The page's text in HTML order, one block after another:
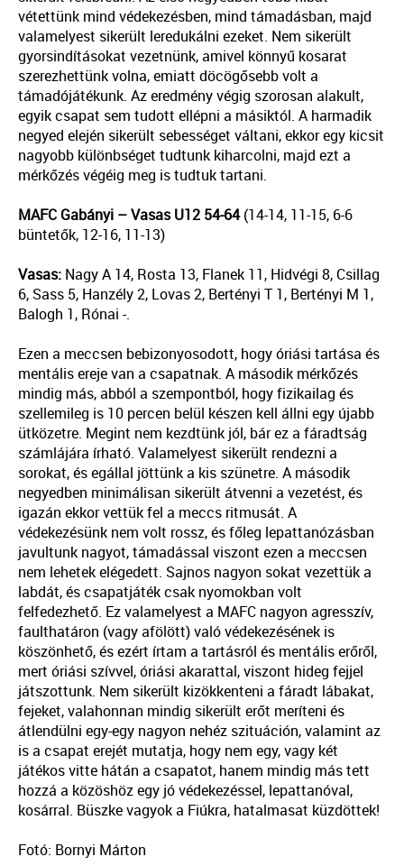
vétettünk mind védekezésben, mind támadásban, majd
valamelyest sikerült leredukálni ezeket. Nem sikerült
gyorsindításokat vezetnünk, amivel könnyű kosarat
szerezhettünk volna, emiatt döcögősebb volt a
támadójátékunk. Az eredmény végig szorosan alakult,
egyik csapat sem tudott ellépni a másiktól. A harmadik
negyed elején sikerült sebességet váltani, ekkor egy kicsit
nagyobb különbséget tudtunk kiharcolni, majd ezt a
mérkőzés végéig meg is tudtuk tartani.
MAFC Gabányi – Vasas U12 54-64(14-14, 11-15, 6-6
büntetők, 12-16, 11-13)
Vasas: Nagy A 14, Rosta 13, Flanek 11, Hidvégi 8, Csillag
6, Sass 5, Hanzély 2, Lovas 2, Bertényi T 1, Bertényi M 1,
Balogh 1, Rónai -.
Ezen a meccsen bebizonyosodott, hogy óriási tartása és
mentális ereje van a csapatnak. A második mérkőzés
mindig más, abból a szempontból, hogy fizikailag és
szellemileg is 10 percen belül készen kell állni egy újabb
ütközetre. Megint nem kezdtünk jól, bár ez a fáradtság
számlájára írható. Valamelyest sikerült rendezni a
sorokat, és egállal jöttünk a kis szünetre. A második
negyedben minimálisan sikerült átvenni a vezetést, és
igazán ekkor vettük fel a meccs ritmusát. A
védekezésünk nem volt rossz, és főleg lepattanózásban
javultunk nagyot, támadással viszont ezen a meccsen
nem lehetek elégedett. Sajnos nagyon sokat vezettük a
labdát, és csapatjáték csak nyomokban volt
felfedezhető. Ez valamelyest a MAFC nagyon agresszív,
faulthatáron (vagy afölött) való védekezésének is
köszönhető, és ezért írtam a tartásról és mentális erőről,
mert óriási szívvel, óriási akarattal, viszont hideg fejjel
játszottunk. Nem sikerült kizökkenteni a fáradt lábakat,
fejeket, valahonnan mindig sikerült erőt meríteni és
átlendülni egy-egy nagyon nehéz szituáción, valamint az
is a csapat erejét mutatja, hogy nem egy, vagy két
játékos vitte hátán a csapatot, hanem mindig más tett
hozzá a közöshöz egy jó védekezéssel, lepattanóval,
kosárral. Büszke vagyok a Fiúkra, hatalmasat küzdöttek!
Fotó: Bornyi Márton